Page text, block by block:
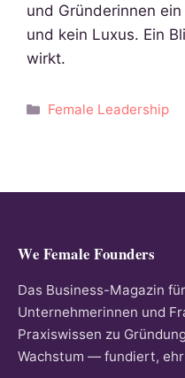
und Gründerinnen
und kein Luxus. Ein
wirkt.
Kategorien
Female Leadership
We Female Founders
Das Business-Magazin
Unternehmerinnen und
Praxiswissen zu
Wachstum — fundiert,